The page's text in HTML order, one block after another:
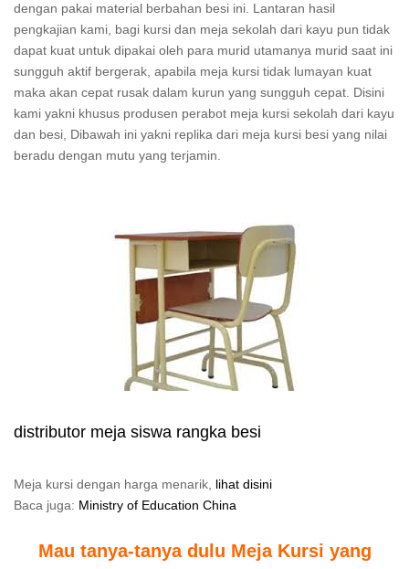
dengan pakai material berbahan besi ini. Lantaran hasil
pengkajian kami, bagi kursi dan meja sekolah dari kayu pun tidak
dapat kuat untuk dipakai oleh para murid utamanya murid saat ini
sungguh aktif bergerak, apabila meja kursi tidak lumayan kuat
maka akan cepat rusak dalam kurun yang sungguh cepat. Disini
kami yakni khusus produsen perabot meja kursi sekolah dari kayu
dan besi, Dibawah ini yakni replika dari meja kursi besi yang nilai
beradu dengan mutu yang terjamin.
distributor meja siswa rangka besi
Meja kursi dengan harga menarik, lihat disini
Baca juga: Ministry of Education China
Mau tanya-tanya dulu Meja Kursi yang